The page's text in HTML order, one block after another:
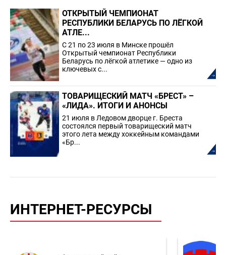
ОТКРЫТЫЙ ЧЕМПИОНАТ
РЕСПУБЛИКИ БЕЛАРУСЬ ПО ЛЁГКОЙ
АТЛЕ...
С 21 по 23 июля в Минске прошёл
Открытый чемпионат Республики
Беларусь по лёгкой атлетике — одно из
ключевых с...
ТОВАРИЩЕСКИЙ МАТЧ «БРЕСТ» –
«ЛИДА». ИТОГИ И АНОНСЫ
21 июля в Ледовом дворце г. Бреста
состоялся первый товарищеский матч
этого лета между хоккейным командами
«Бр...
ИНТЕРНЕТ-РЕСУРСЫ